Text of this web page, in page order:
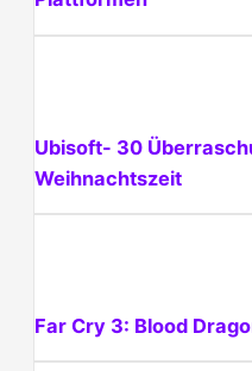
Ubisoft- 30
Weihnachtszeit
Far Cry 3: Blood